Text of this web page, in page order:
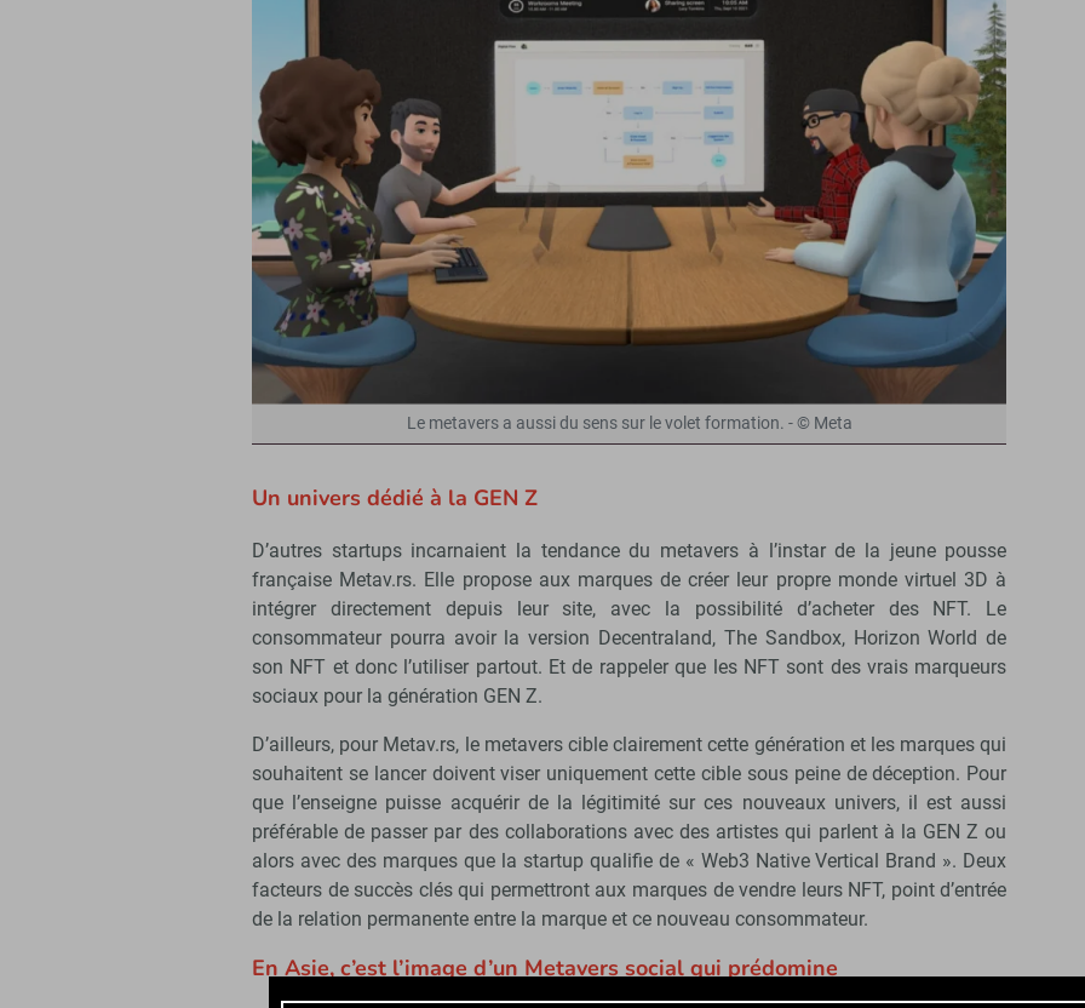
Le metavers a aussi du sens sur le volet formation. - © Meta
Un univers dédié à la GEN Z
D’autres startups incarnaient la tendance du metavers à l’instar de la jeune pousse
française Metav.rs. Elle propose aux marques de créer leur propre monde virtuel 3D à
intégrer directement depuis leur site, avec la possibilité d’acheter des NFT. Le
consommateur pourra avoir la version Decentraland, The Sandbox, Horizon World de
son NFT et donc l’utiliser partout. Et de rappeler que les NFT sont des vrais marqueurs
sociaux pour la génération GEN Z.
D’ailleurs, pour Metav.rs, le metavers cible clairement cette génération et les marques qui
souhaitent se lancer doivent viser uniquement cette cible sous peine de déception. Pour
que l’enseigne puisse acquérir de la légitimité sur ces nouveaux univers, il est aussi
préférable de passer par des collaborations avec des artistes qui parlent à la GEN Z ou
alors avec des marques que la startup qualifie de « Web3 Native Vertical Brand ». Deux
facteurs de succès clés qui permettront aux marques de vendre leurs NFT, point d’entrée
de la relation permanente entre la marque et ce nouveau consommateur.
En Asie, c’est l’image d’un Metavers social qui prédomine